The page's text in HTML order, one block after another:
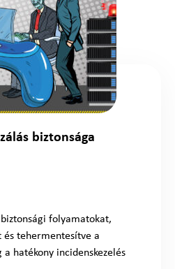
biztonsága
folyamatokat,
és tehermentesítve a
hatékony incidenskezelés